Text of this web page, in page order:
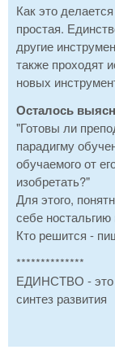
Как это
простая.
другие
также проходят
новых
Осталось
"Готовы ли
парадигму
обучаемого от
изобретать?"
Для этого,
себе
Кто решится -
**************
ЕДИНСТВО - это
синтез развития